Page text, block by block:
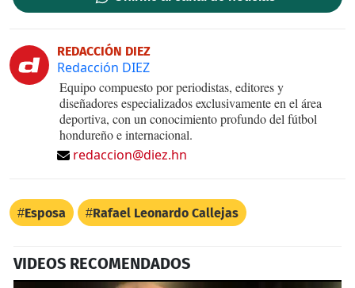
REDACCIÓN DIEZ
Redacción DIEZ
Equipo compuesto por periodistas, editores y
diseñadores especializados exclusivamente en el área
deportiva, con un conocimiento profundo del fútbol
hondureño e internacional.
redaccion@diez.hn
Esposa Rafael Leonardo Callejas
VIDEOS RECOMENDADOS